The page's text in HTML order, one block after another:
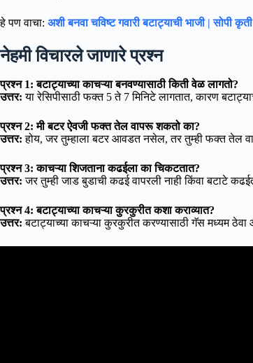
हे पण वाचा: अशी बनवा चविष्ट गवारी बटाट्याची भाजी | सोपी कृती
नेहमी विचारले जाणारे प्रश्न
प्रश्न 1: बटाट्याच्या काचऱ्या बनवण्यासाठी किती वेळ लागतो?
उत्तर: या रेसिपीसाठी फक्त 5 ते 7 मिनिटे लागतात, कारण
प्रश्न 2: मी बटर ऐवजी फक्त तेल वापरू शकतो का?
उत्तर: होय, जर तुम्हाला बटर आवडत नसेल, तर तुम्ही फक्त तेल
प्रश्न 3: काचऱ्या शिजताना कढईला का चिकटतात?
उत्तर: जर तुम्ही जाड बुडाची कढई वापरली नाही किंवा बटाटे
प्रश्न 4: बटाट्याच्या काचऱ्या कुरकुरीत कशा कराव्यात?
उत्तर: बटाट्याच्या काचऱ्या कुरकुरीत करण्यासाठी गॅस मध्यम